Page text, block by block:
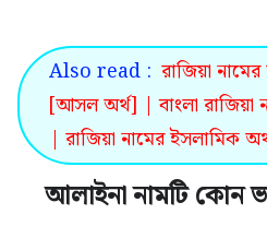
Also read : রাজিয়া
[আসল অর্থ] | বাংলা রাজিয়া
| রাজিয়া নামের ইসলামিক
আলাইনা নামটি কোন